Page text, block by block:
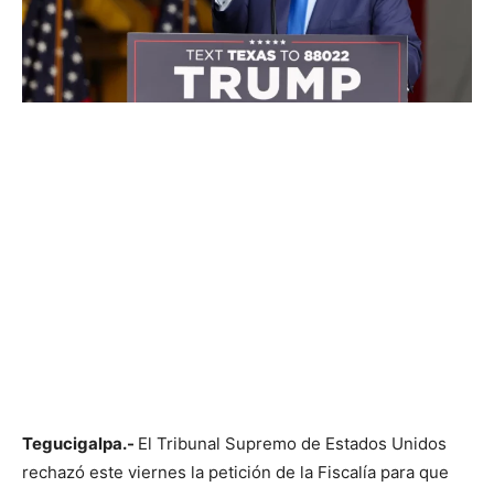
Tegucigalpa.- El Tribunal Supremo de Estados Unidos
rechazó este viernes la petición de la Fiscalía para que